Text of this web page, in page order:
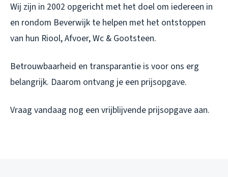
Wij zijn in 2002 opgericht met het doel om iedereen in
en rondom Beverwijk te helpen met het ontstoppen
van hun Riool, Afvoer, Wc & Gootsteen.
Betrouwbaarheid en transparantie is voor ons erg
belangrijk. Daarom ontvang je een prijsopgave.
Vraag vandaag nog een vrijblijvende prijsopgave aan.